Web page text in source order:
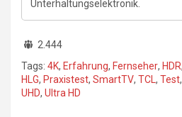
Unterhaltungselektronik.
2.444
Tags: 4K, Erfahrung, Fernseher, HDR,
HLG, Praxistest, SmartTV, TCL, Test,
UHD, Ultra HD